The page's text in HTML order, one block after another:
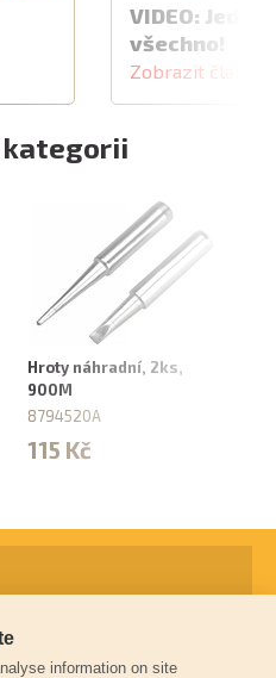
VIDEO:
všechno!
Zobrazit článek
kategorii
Hroty náhradní, 2ks,
900M
8794520A
115 Kč
information on site